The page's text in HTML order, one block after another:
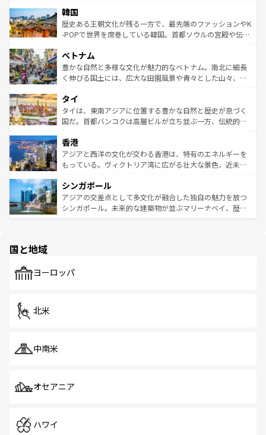
はコンテンツ一覧
いる。アクティビティも充実しており、サーフィンやダイ
ビング、ハイキングなど、アウトドア好きにはたまらな
い。オーストラリアの多彩な魅力を存分に味わいつくそ
参照してほしい。
ン）、静ひつな山岳地帯である台湾東部など、都市の喧騒
と山間の静けさが共存しており、訪れる人に新しい発見と
驚きをもたらしてくれる。また、奥深い台湾の食文化も魅
容にもいいと評判のスイーツなど、バラエティ豊かな料理
が味わえる。 なお、新着の台湾情報は コンテンツ一覧を参
照してほしい。
韓国
歴史ある王朝文化が残る一方で、最先端のファッションやK
-POPで世界を席巻している韓国。首都ソウルの宮殿や伝統
き、地方に足を延ばせば四季折々の自然美を楽しむことが
できる。そして、キムチや焼肉、絶品のストリートフード
まで、さまざまな韓国料理が待っている。夜には、韓国な
リティに包まれながら、韓国の多彩な魅力を心ゆくまで味
わってみてほしい。 なお、新着の韓国情報はコンテンツ一
覧を参照してほしい。
ベトナム
豊かな自然と多様な文化が魅力的なベトナム。南北に細長
く伸びる国土には、広大な田園風景や青々とした山々、世
急速な発展と共に伝統が息づく。ハノイの古い町並みやホ
ーチミン市のフランス統治時代の建物も、独特の雰囲気を
醸し出している。また、バラエティの豊かさとおいしさで
とつ。フォーやバインミー、ベトナムコーヒーなどは、ぜ
ひ現地で味わいたい。どの地域を訪れてもあたたかい人々
が旅行者を迎えてくれるので、きっと忘れられない旅にな
参照してほしい。
タイ
タイは、東南アジアに位置する豊かな自然と歴史が息づく
国だ。首都バンコクは高層ビルが立ち並ぶ一方、伝統的な
の活気が交差している。北部ではチェンマイなどの山岳地
帯で自然と触れ合い、南部ではプーケットやクラビの美し
いビーチでリゾート気分を楽しむことができる。タイ料理
激する。気候は一年中温暖で、どの季節にも異なる楽しみ
が待っている。親しみやすいタイの人々、仏教を中心とし
た文化、そして多様な観光資源が、訪れる旅人を魅了し続
香港
アジアと西洋の文化が交わる香港は、特有のエネルギーを
もっている。ヴィクトリア湾に広がる壮大な景色、近未来
み、どこを訪れても感動するはず。観光スポットが密集し
ており、効率よく見どころを回れるのも魅力。息をのむよ
うな絶景から文化的な体験まで、香港を存分に楽しみ尽く
シンガポール
アジアの交差点として多文化が融合した独自の魅力を放つ
シンガポール。未来的な建築物が並ぶマリーナベイ、歴史
で、ホーカーズは地元の風情を楽しめる外せないスポット
国と地域
ヨーロッパ
北米
中南米
オセアニア
ハワイ